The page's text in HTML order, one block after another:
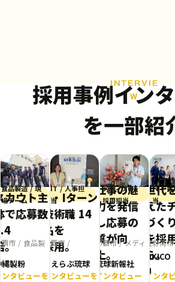
INTERVIE
W
採用事例イン
を一部紹
食品製造 / 現
場チーム
カウト主
で応募数
。
市 / 食品製
製粉
タビューを
IT / 人事担
当
U・Iターン
技術職 14
名を
採用。
那覇市 /
いえらぶ琉球
インタビューを
メディア /
採用担当
仕事の魅
力を発信
し応募の
質が向
上。
那覇市 / メディ
ア
琉球新報社
インタビュー
IT / 採
当
世代
えた
づくり
を採
ら。
宜野湾
ITOKICO
Mインタ